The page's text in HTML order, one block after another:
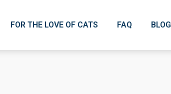
FOR THE LOVE OF CATS FAQ BLOG